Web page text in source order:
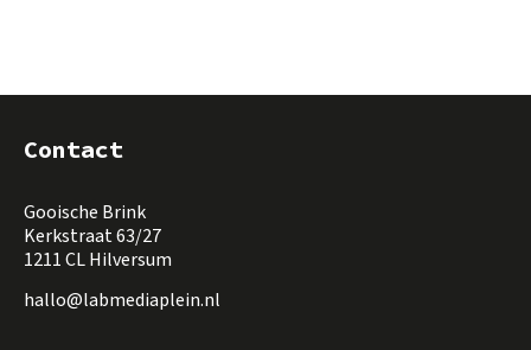
Contact
Gooische Brink
Kerkstraat 63/27
1211 CL Hilversum
hallo@labmediaplein.nl